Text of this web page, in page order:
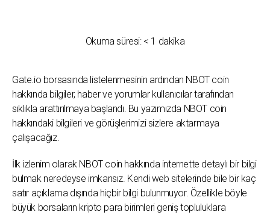
Okuma süresi: < 1 dakika
Gate.io borsasında listelenmesinin ardından NBOT coin
hakkında bilgiler, haber ve yorumlar kullanıcılar tarafından
sıklıkla arattırılmaya başlandı. Bu yazımızda NBOT coin
hakkındaki bilgileri ve görüşlerimizi sizlere aktarmaya
çalışacağız.
İlk izlenim olarak NBOT coin hakkında internette detaylı bir bilgi
bulmak neredeyse imkansız. Kendi web sitelerinde bile bir kaç
satır açıklama dışında hiçbir bilgi bulunmuyor. Özellikle böyle
büyük borsaların kripto para birimleri geniş topluluklara